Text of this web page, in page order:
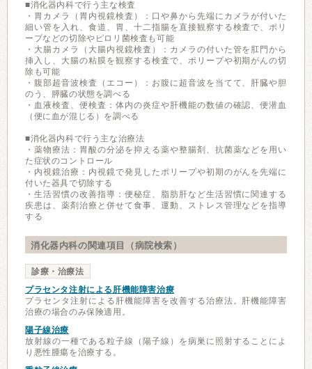
■消化器内科で行う主な検査
・胃カメラ（胃内視鏡検査）：口や鼻から先端にカメラが付いた
細い管を入れ、食道、胃、十二指腸を直接観察する検査で、ポリ
ープなどの切除やピロリ菌検査も可能
・大腸カメラ（大腸内視鏡検査）：カメラの付いた管を肛門から
挿入し、大腸の粘膜を観察する検査で、ポリープや初期がんの切
除も可能
・腹部超音波検査（エコー）：お腹に超音波を当てて、肝臓や胆
のう、膵臓の状態を調べる
・血液検査、便検査：体内の炎症や肝機能の数値の確認、便潜血
（便に血が混じる）を調べる
■消化器内科で行う主な治療法
・薬物療法：胃酸の分泌を抑える薬や整腸剤、抗菌薬などを用い
た症状のコントロール
・内視鏡治療：内視鏡で発見したポリープや初期のがんを先端に
付いた器具で切除する
・生活習慣の改善指導：便秘症、脂肪肝など生活習慣に関連する
疾患は、薬剤治療と併せて食事、運動、ストレス管理などを指導
する
消化器内科の関連項目（病院検索）
診療・治療法
プラセンタ注射による肝機能障害治療
プラセンタ注射による肝機能障害を改善する治療法。肝機能障害
治療の場合のみ保険適用。
陽子線治療
放射線の一種である粒子線（陽子線）を病巣に照射することによ
り悪性腫瘍を治療する。